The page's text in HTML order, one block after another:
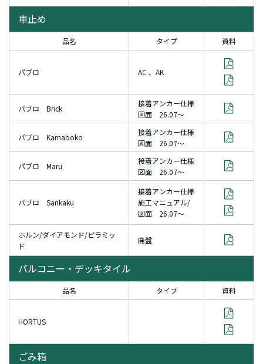
車止め
品名 タイプ 資料
パブロ AC 、AK
パブロ Brick
接着アンカー仕様
図面 26.07～
パブロ Kamaboko
接着アンカー仕様
図面 26.07～
パブロ Maru
接着アンカー仕様
図面 26.07～
パブロ Sankaku
接着アンカー仕様
施工マニュアル/
図面 26.07～
ホルン/ダイアモンド/ピラミッ
ド
廃盤
バルコニー・デッキタイル
品名 タイプ 資料
HORTUS
ごみ箱